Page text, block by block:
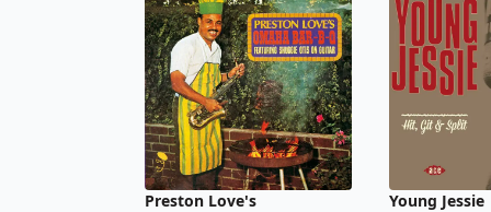
Preston Love's Young Jessie